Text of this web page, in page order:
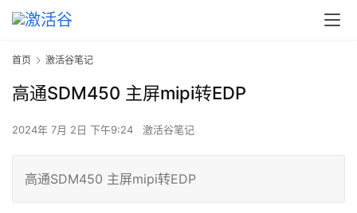
首页 激活谷笔记
高通SDM450 主屏mipi转EDP
2024年 7月 2日 下午9:24 激活谷笔记
高通SDM450 主屏mipi转EDP